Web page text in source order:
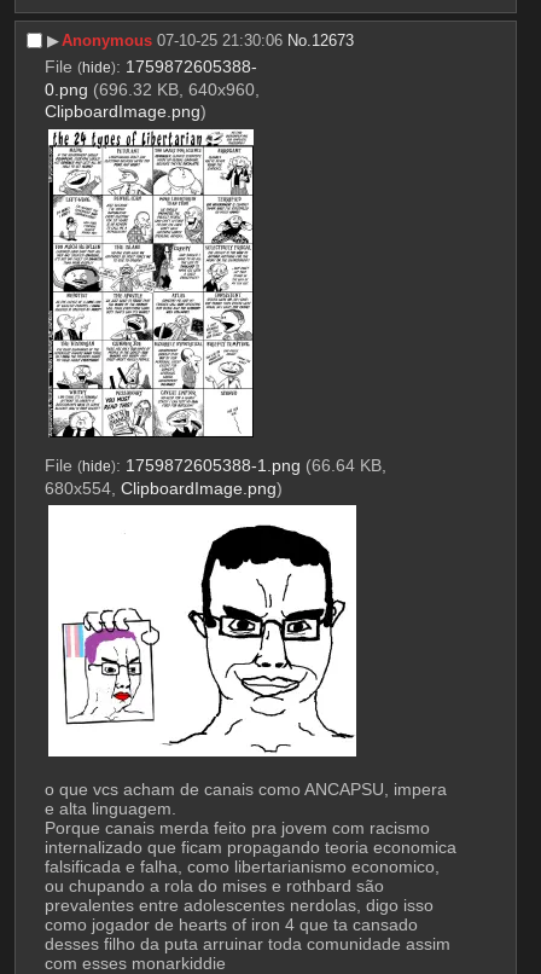
▶︎Anonymous 07-10-25 21:30:06 No. 12673
File (hide): 1759872605388-
0.png (696.32 KB, 640x960,
ClipboardImage.png)
File (hide): 1759872605388-1.png (66.64 KB,
680x554, ClipboardImage.png)
o que vcs acham de canais como ANCAPSU, impera
e alta linguagem.
Porque canais merda feito pra jovem com racismo
internalizado que ficam propagando teoria economica
falsificada e falha, como libertarianismo economico,
ou chupando a rola do mises e rothbard são
prevalentes entre adolescentes nerdolas, digo isso
como jogador de hearts of iron 4 que ta cansado
desses filho da puta arruinar toda comunidade assim
com esses monarkiddie